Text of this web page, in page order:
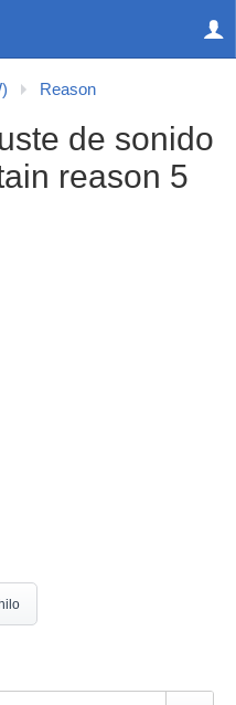
Reason
de sonido
reason 5